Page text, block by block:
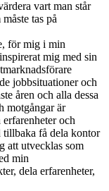
vart man står
tas på
för mig i min
mig med sin
jobbsituationer och
åren och alla dessa
motgångar är
och
tillbaka få dela kontor
att utvecklas som
min
dela erfarenheter,